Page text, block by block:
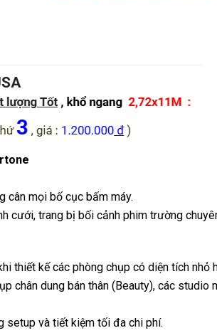
cân mọi bố cục bấm máy.
cưới, trang bị bối cảnh phim trường
thiết kế các phòng chụp có diện tích nhỏ
chân dung bán thân (Beauty), các studio
setup và tiết kiệm tối đa chi phí.